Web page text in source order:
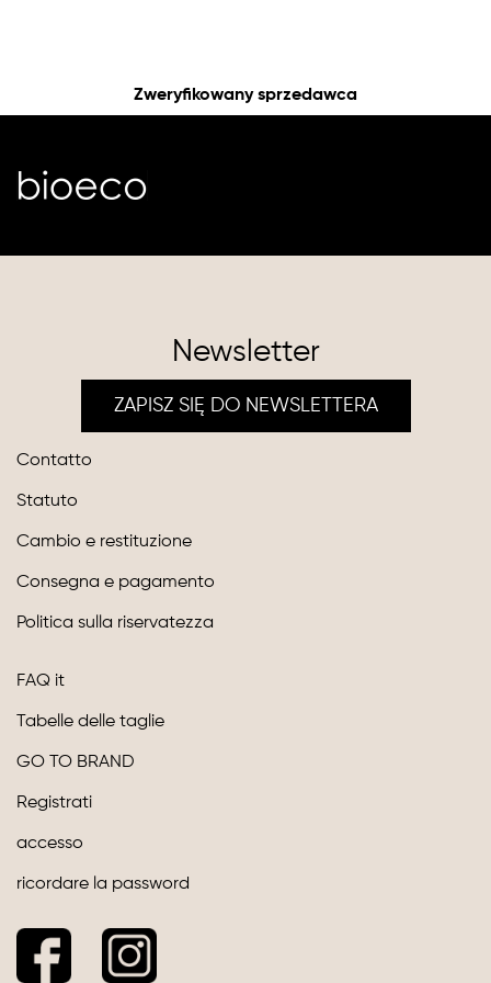
Zweryfikowany sprzedawca
Newsletter
ZAPISZ SIĘ DO NEWSLETTERA
Contatto
Statuto
Cambio e restituzione
Consegna e pagamento
Politica sulla riservatezza
FAQ it
Tabelle delle taglie
GO TO BRAND
Registrati
accesso
ricordare la password